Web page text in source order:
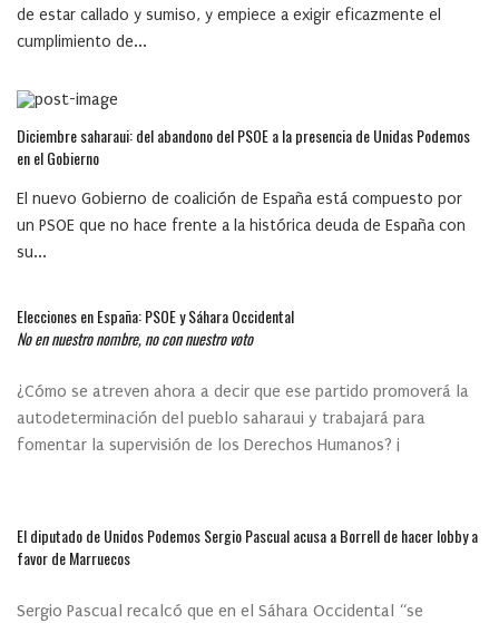
de estar callado y sumiso, y empiece a exigir eficazmente el
cumplimiento de...
Diciembre saharaui: del abandono del PSOE a la presencia de Unidas Podemos
en el Gobierno
El nuevo Gobierno de coalición de España está compuesto por
un PSOE que no hace frente a la histórica deuda de España con
su...
Elecciones en España: PSOE y Sáhara Occidental
No en nuestro nombre, no con nuestro voto
¿Cómo se atreven ahora a decir que ese partido promoverá la
autodeterminación del pueblo saharaui y trabajará para
fomentar la supervisión de los Derechos Humanos? ¡
El diputado de Unidos Podemos Sergio Pascual acusa a Borrell de hacer lobby a
favor de Marruecos
Sergio Pascual recalcó que en el Sáhara Occidental “se